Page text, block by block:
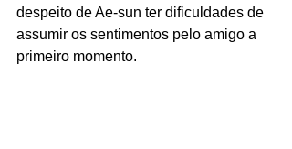
despeito de Ae-sun ter dificuldades de
assumir os sentimentos pelo amigo a
primeiro momento.